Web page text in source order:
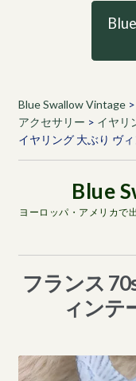
Blue Swallow Vintage>
アクセサリー > イヤリ
イヤリング 大ぶり ヴ
ヨーロッパ・アメリカで
フランス
ィンテ